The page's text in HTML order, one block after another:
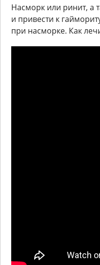
Насморк или ринит, а
и привести к
при насморке. Как